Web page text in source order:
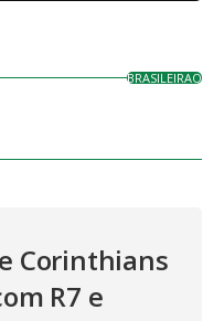
BRASILEIRAO
Corinthians
R7 e